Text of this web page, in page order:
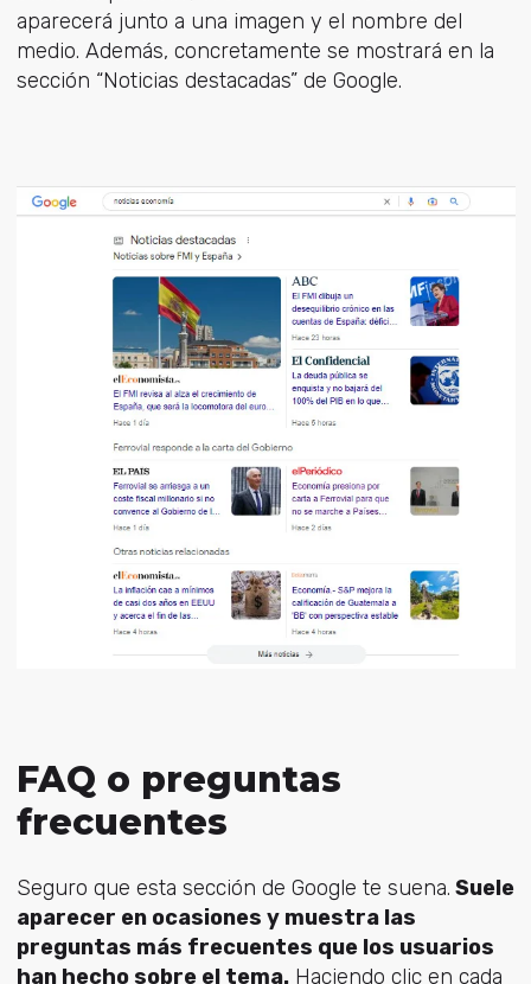
aparecerá junto a una imagen y el nombre del
medio. Además, concretamente se mostrará en la
sección “Noticias destacadas” de Google.
FAQ o preguntas
frecuentes
Seguro que esta sección de Google te suena. Suele
aparecer en ocasiones y muestra las
preguntas más frecuentes que los usuarios
han hecho sobre el tema.Haciendo clic en cada